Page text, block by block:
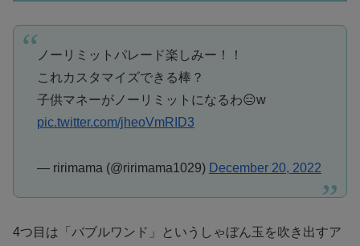
ノーリミットパレード楽しみー！！
これカスタマイズできる棒？
子供マネーがノーリミットになるわ😑w
pic.twitter.com/jheoVmRID3
— ririmama (@ririmama1029) December 20, 2022
4つ目は「バブルワンド」というしゃぼん玉を吹き出すア